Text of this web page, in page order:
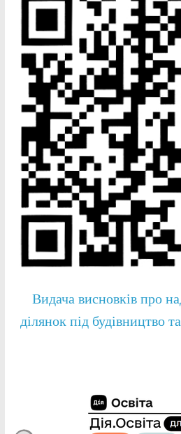
Видача висновків про
ділянок під будівництво